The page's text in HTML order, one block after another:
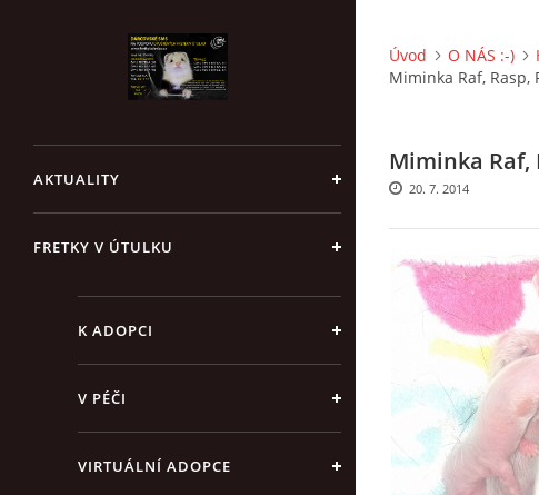
AKTUALITY
FRETKY V ÚTULKU
K ADOPCI
V PÉČI
VIRTUÁLNÍ ADOPCE
Úvod O NÁS :-)
Miminka Raf, Rasp,
Miminka Raf,
20. 7. 2014